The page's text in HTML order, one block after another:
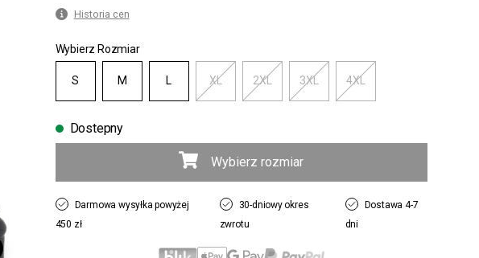
Historia cen
Wybierz Rozmiar
S M L XL 2XL 3XL 4XL
Dostepny
Wybierz rozmiar
Darmowa wysyłka powyżej
450 zł
30-dniowy okres
zwrotu
Dostawa 4-7
dni